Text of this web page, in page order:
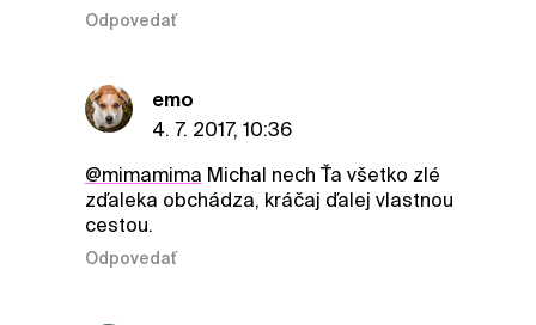
Odpovedať
emo
4. 7. 2017, 10:36
@mimamima Michal nech Ťa všetko zlé
zďaleka obchádza, kráčaj ďalej vlastnou
cestou.
Odpovedať